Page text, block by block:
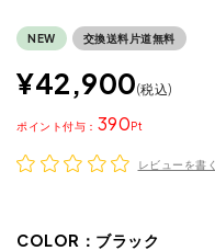
NEW 交換送料片道無料
¥42,900 税込
390
ポイント
レビューを書く
COLOR： ブラック